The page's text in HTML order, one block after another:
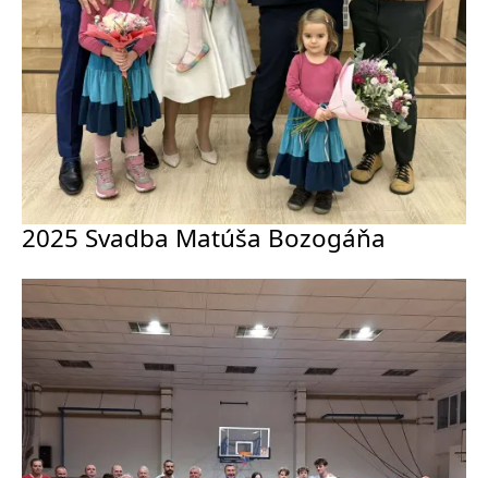
2025 Svadba Matúša Bozogáňa